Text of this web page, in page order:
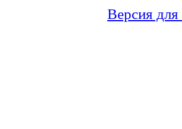
Версия